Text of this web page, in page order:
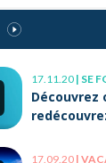
08.05.21|
|
Comment
son sens
17.11.20 | SE
Découvrez
!17.09.20 |